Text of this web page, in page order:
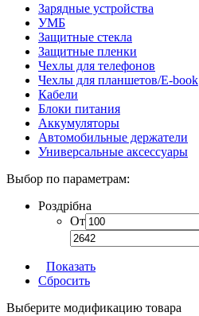
Зарядные устройства
УМБ
Защитные стекла
Защитные пленки
Чехлы для телефонов
Чехлы для планшетов/E-book
Кабели
Блоки питания
Аккумуляторы
Автомобильные держатели
Универсальные аксессуары
Выбор по параметрам:
Роздрібна
От
Показать
Сбросить
Выберите модификацию товара